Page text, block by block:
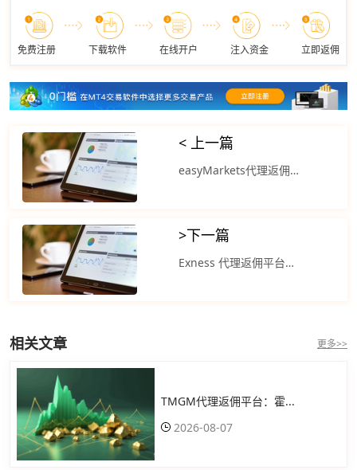
免费注册 下载软件 在线开户 注入资金 立即返佣
< 上一篇
easyMarkets代理返佣平台：美国早盘交易中黄金和白银价格大幅走高
>下一篇
Exness 代理返佣平台？现货黄金历史性地站上4400美元/盎司年内涨幅接近70%
相关文章 更多>>
TMGM代理返佣平台：霍...
2026-08-07